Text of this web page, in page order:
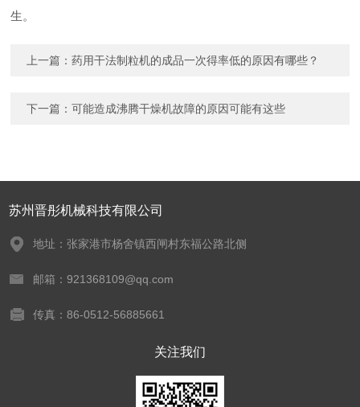
生。
上一篇：药用干法制粒机的成品一次得率低的原因有哪些？
下一篇：可能造成沸腾干燥机故障的原因可能有这些
苏州晋彤机械科技有限公司
地址：张家港市杨舍镇西闸村东福公路北侧
邮箱：921368109@qq.com
传真：86-0512-56885661
关注我们